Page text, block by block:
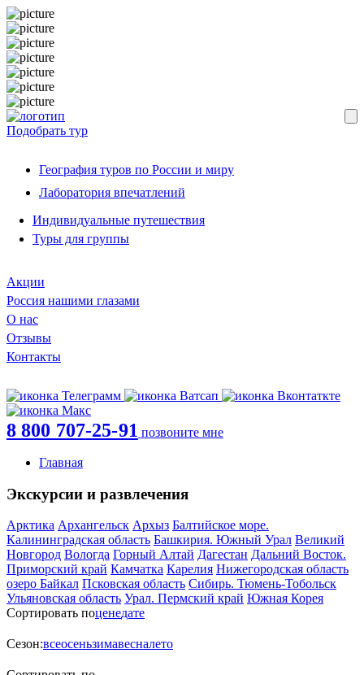
Подобрать тур
География туров по России и миру
Лаборатория впечатлений
Индивидуальные путешествия
Туры для группы
Акции
Россия нашими глазами
О нас
Отзывы
Контакты
8 800 707-25-91 позвоните мне
Главная
Экскурсии и развлечения
Арктика Архангельск Архыз Балтийское море.
Калининградская область Башкирия. Южный Урал Великий
Новгород Вологда Горный Алтай Дагестан Дальний Восток.
Приморский край Камчатка Карелия Нижегородская область
озеро Байкал Псковская область Сибирь. Тюмень-Тобольск
Ульяновская область Урал. Пермский край Южная Корея
Сортировать поценедате
Сезон:всеосеньзимавесналето